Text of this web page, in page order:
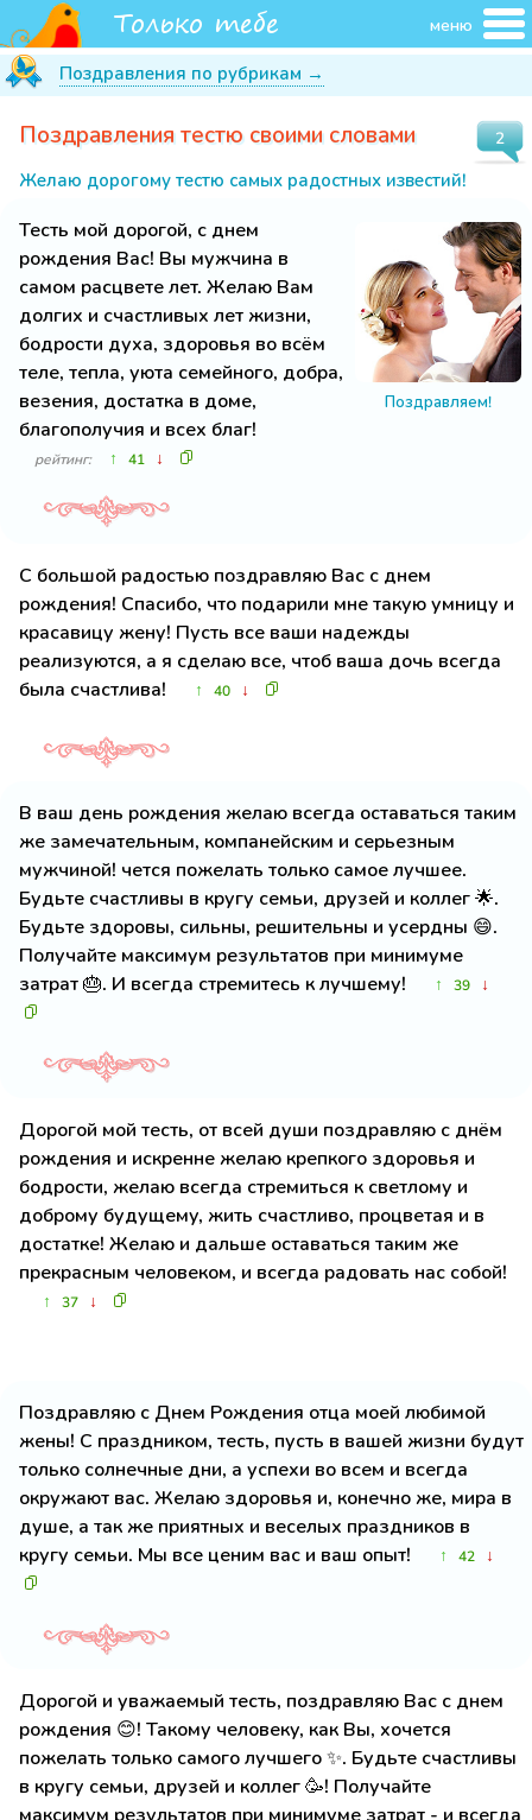
меню
Поздравления по рубрикам →
2
Поздравления тестю своими словами
Желаю дорогому тестю самых радостных известий!
Поздравляем!
Тесть мой дорогой, с днем
рождения Вас! Вы мужчина в
самом расцвете лет. Желаю Вам
долгих и счастливых лет жизни,
бодрости духа, здоровья во всём
теле, тепла, уюта семейного, добра,
везения, достатка в доме,
благополучия и всех благ!
рейтинг: ↑ 41 ↓
С большой радостью поздравляю Вас с днем
рождения! Спасибо, что подарили мне такую умницу и
красавицу жену! Пусть все ваши надежды
реализуются, а я сделаю все, чтоб ваша дочь всегда
была счастлива!
↑ 40 ↓
В ваш день рождения желаю всегда оставаться таким
же замечательным, компанейским и серьезным
мужчиной! чется пожелать только самое лучшее.
Будьте счастливы в кругу семьи, друзей и коллег 🌟.
Будьте здоровы, сильны, решительны и усердны 😄.
Получайте максимум результатов при минимуме
затрат 🎂. И всегда стремитесь к лучшему!
↑ 39 ↓
Дорогой мой тесть, от всей души поздравляю с днём
рождения и искренне желаю крепкого здоровья и
бодрости, желаю всегда стремиться к светлому и
доброму будущему, жить счастливо, процветая и в
достатке! Желаю и дальше оставаться таким же
прекрасным человеком, и всегда радовать нас собой!
↑ 37 ↓
Поздравляю с Днем Рождения отца моей любимой
жены! С праздником, тесть, пусть в вашей жизни будут
только солнечные дни, а успехи во всем и всегда
окружают вас. Желаю здоровья и, конечно же, мира в
душе, а так же приятных и веселых праздников в
кругу семьи. Мы все ценим вас и ваш опыт!
↑ 42 ↓
Дорогой и уважаемый тесть, поздравляю Вас с днем
рождения 😊! Такому человеку, как Вы, хочется
пожелать только самого лучшего ✨. Будьте счастливы
в кругу семьи, друзей и коллег 🥳! Получайте